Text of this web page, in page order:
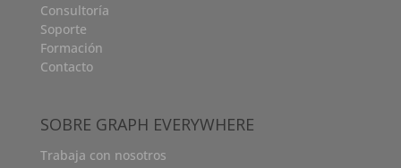
Consultoría
Soporte
Formación
Contacto
SOBRE GRAPH EVERYWHERE
Trabaja con nosotros